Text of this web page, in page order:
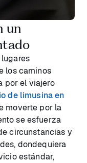
un
los caminos
por el viajero
de limusina en
moverte por la
se esfuerza
circunstancias y
dondequiera
estándar,